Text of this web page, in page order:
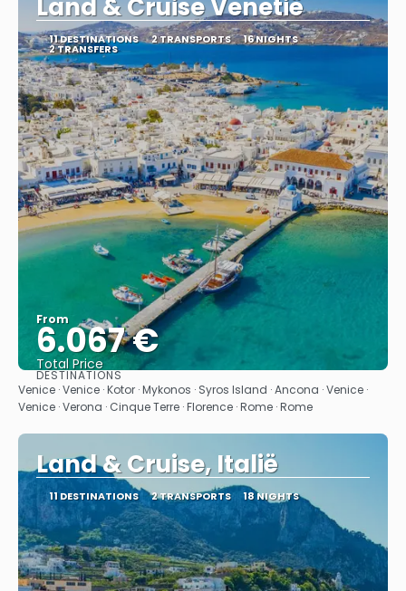
Land & Cruise Venetië
11 DESTINATIONS 2 TRANSPORTS 16 NIGHTS
2 TRANSFERS
From
6.067 €
Total Price
See
DESTINATIONS
Venice · Venice · Kotor · Mykonos · Syros Island · Ancona · Venice ·
Venice · Verona · Cinque Terre · Florence · Rome · Rome
Land & Cruise, Italië
11 DESTINATIONS 2 TRANSPORTS 18 NIGHTS